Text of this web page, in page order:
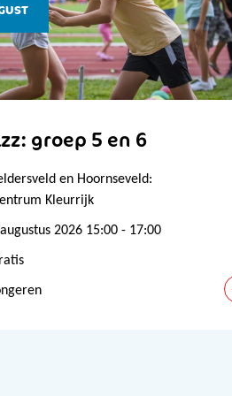
groep 5 en 6
en Hoornseveld:
Kleurrijk
2026 15:00 - 17:00